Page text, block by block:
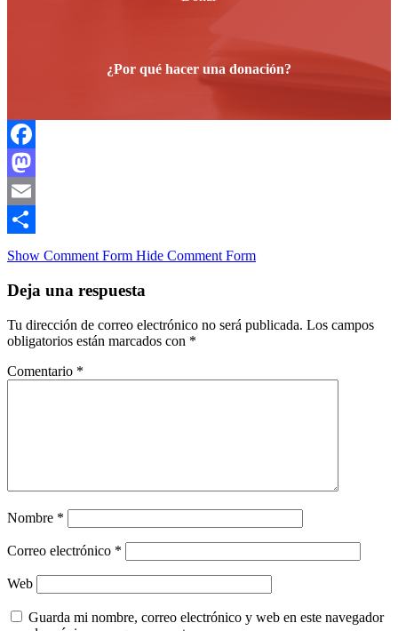
¿Por qué hacer una donación?
Facebook
Mastodon
Email
Compartir
Show Comment Form Hide Comment Form
Deja una respuesta
Tu dirección de correo electrónico no será publicada. Los campos
obligatorios están marcados con *
Comentario *
Nombre *
Correo electrónico *
Web
Guarda mi nombre, correo electrónico y web en este navegador